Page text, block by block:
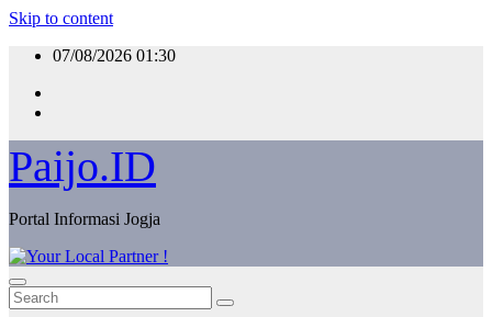
Skip to content
07/08/2026 01:30
Paijo.ID
Portal Informasi Jogja